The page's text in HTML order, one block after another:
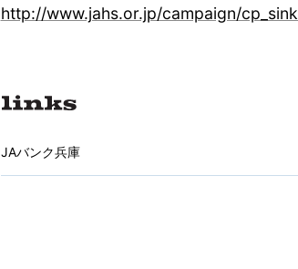
http://www.jahs.or.jp/campaign/
JAバンク兵庫